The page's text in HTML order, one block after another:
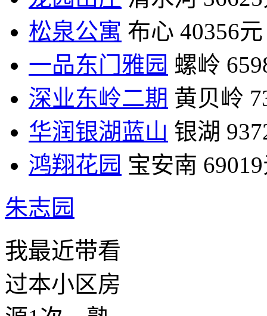
松泉公寓 布心 40356元
一品东门雅园 螺岭
深业东岭二期 黄贝岭
华润银湖蓝山 银湖
鸿翔花园 宝安南
朱志园
我最近带看
过本小区房